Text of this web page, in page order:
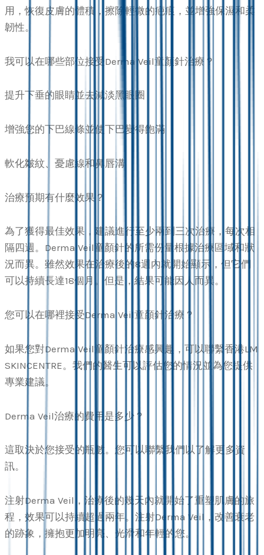
用，恢復皮膚的體積，擦除輕微的疤痕，並增強保濕和柔
韌性。
我可以在哪些部位接受Derma Veil童顏針治療？
提升下垂的眼睛並去減淡黑眼圈
增強您的下巴線條並使下巴變得飽滿
軟化皺紋、憂慮線和鼻唇溝
治療預期有什麼效果？
為了獲得最佳效果，建議進行至少兩到三次治療，每次相
隔四週。Derma Veil童顏針的所需份量根據治療區域和狀
況而異。雖然效果在治療後的8週內就開始顯示，但它們
可以持續長達18個月。但是，結果可能因人而異。
您可以在哪裡接受Derma Veil童顏針治療？
如果您對Derma Veil童顏針治療感興趣，可以聯繫香港LM
SKINCENTRE。我們的醫生可以評估您的情況並為您提供
專業建議。
Derma Veil治療的費用是多少？
這取決於您接受的瓶數。您可以聯繫我們以了解更多資
訊。
注射Derma Veil，治療後的幾天內就開始了重塑肌膚的旅
程，效果可以持續超過兩年。注射Derma Veil，改善衰老
的跡象，擁抱更加明亮、光滑和年輕的您。